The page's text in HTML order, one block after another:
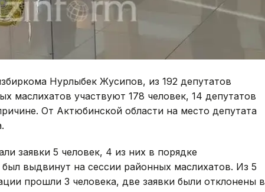
Нурлыбек Жусипов, из 192 депутатов
маслихатов участвуют 178 человек, 14 депутатов
От Актюбинской области на место депутата
заявки 5 человек, 4 из них в порядке
выдвинут на сессии районных маслихатов. Из 5
прошли 3 человека, две заявки были отклонены в